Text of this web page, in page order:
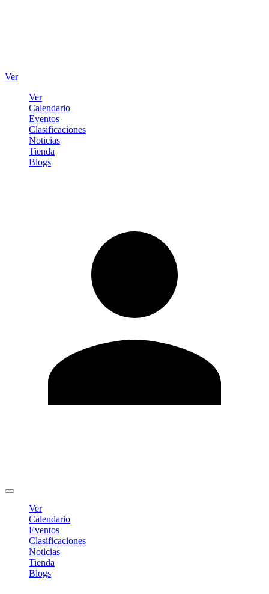
Ver
Ver
Calendario
Eventos
Clasificaciones
Noticias
Tienda
Blogs
Ver
Calendario
Eventos
Clasificaciones
Noticias
Tienda
Blogs